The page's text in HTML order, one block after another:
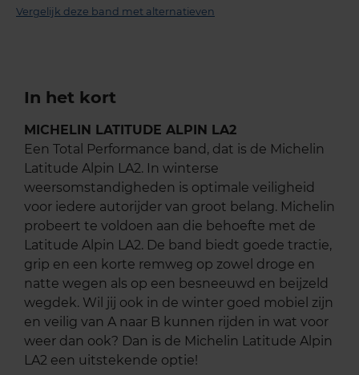
Vergelijk deze band met alternatieven
In het kort
MICHELIN LATITUDE ALPIN LA2
Een Total Performance band, dat is de Michelin
Latitude Alpin LA2. In winterse
weersomstandigheden is optimale veiligheid
voor iedere autorijder van groot belang. Michelin
probeert te voldoen aan die behoefte met de
Latitude Alpin LA2. De band biedt goede tractie,
grip en een korte remweg op zowel droge en
natte wegen als op een besneeuwd en beijzeld
wegdek. Wil jij ook in de winter goed mobiel zijn
en veilig van A naar B kunnen rijden in wat voor
weer dan ook? Dan is de Michelin Latitude Alpin
LA2 een uitstekende optie!